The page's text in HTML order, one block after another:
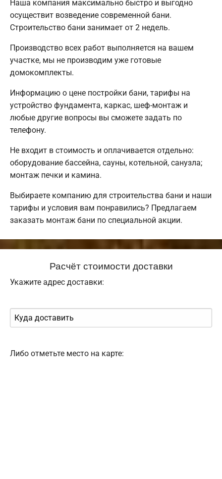
Наша компания максимально быстро и выгодно
осуществит возведение современной бани.
Строительство бани занимает от 2 недель.
Производство всех работ выполняется на вашем
участке, мы не производим уже готовые
домокомплекты.
Информацию о цене постройки бани, тарифы на
устройство фундамента, каркас, шеф-монтаж и
любые другие вопросы вы сможете задать по
телефону.
Не входит в стоимость и оплачивается отдельно:
оборудование бассейна, сауны, котельной, санузла;
монтаж печки и камина.
Выбираете компанию для строительства бани и наши
тарифы и условия вам понравились? Предлагаем
заказать монтаж бани по специальной акции.
Расчёт стоимости доставки
Укажите адрес доставки:
Либо отметьте место на карте: